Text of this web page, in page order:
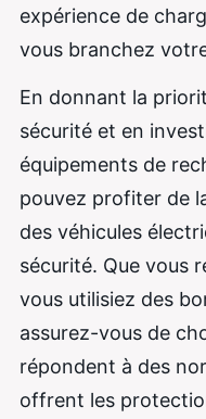
expérience de
vous branchez
En donnant la
sécurité et en
équipements de
pouvez profiter de
des véhicules
sécurité. Que vous
vous utilisiez des
assurez-vous de
répondent à des
offrent les